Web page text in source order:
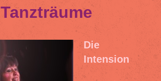
Tanzträume
Die
Intension